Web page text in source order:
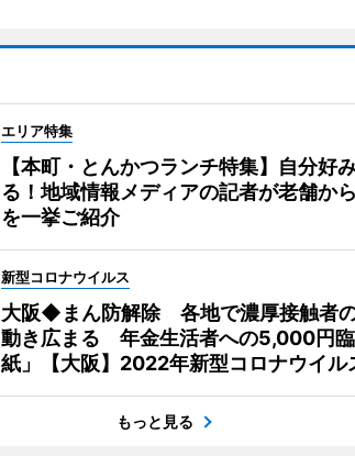
エリア特集
【本町・とんかつランチ特集】自分好
る！地域情報メディアの記者が老舗か
を一挙ご紹介
新型コロナウイルス
大阪◆まん防解除 各地で濃厚接触者
動き広まる 年金生活者への5,000円臨
紙」【大阪】2022年新型コロナウイル
もっと見る